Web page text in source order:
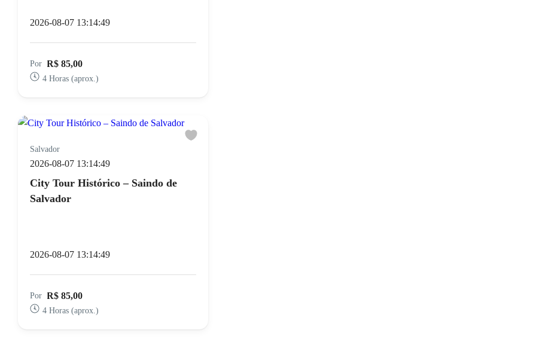
2026-08-07 13:14:49
Por R$ 85,00
4 Horas (aprox.)
Salvador
2026-08-07 13:14:49
City Tour Histórico – Saindo de
Salvador
2026-08-07 13:14:49
Por R$ 85,00
4 Horas (aprox.)